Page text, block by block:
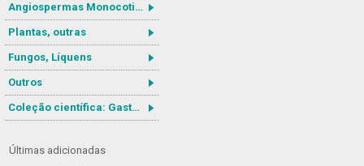
Angiospermas Monocotiledôneas
Plantas, outras
Fungos, Líquens
Outros
Coleção científica: Gastrotricha
Últimas adicionadas